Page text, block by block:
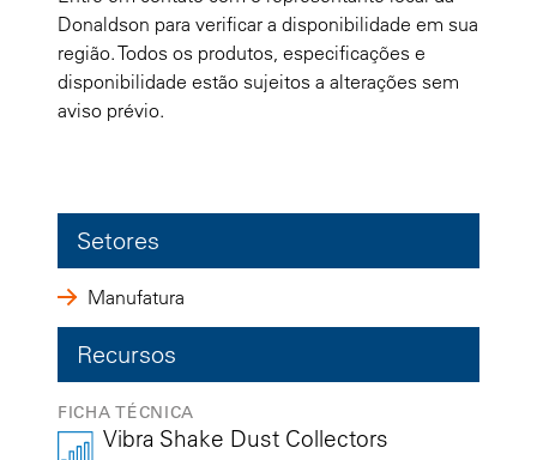
Donaldson para verificar a disponibilidade em sua
região. Todos os produtos, especificações e
disponibilidade estão sujeitos a alterações sem
aviso prévio.
Setores
Manufatura
Recursos
FICHA TÉCNICA
Vibra Shake Dust Collectors